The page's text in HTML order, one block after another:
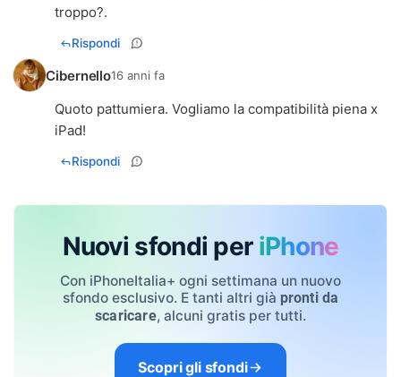
troppo?.
Rispondi
Cibernello16 anni fa
Quoto pattumiera. Vogliamo la compatibilità piena x
iPad!
Rispondi
Nuovi sfondi per iPhone
Con iPhoneItalia+ ogni settimana un nuovo
sfondo esclusivo. E tanti altri già pronti da
scaricare, alcuni gratis per tutti.
Scopri gli sfondi